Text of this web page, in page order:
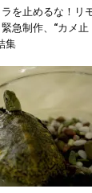
を止めるな！リ
急制作、“カメ止
集